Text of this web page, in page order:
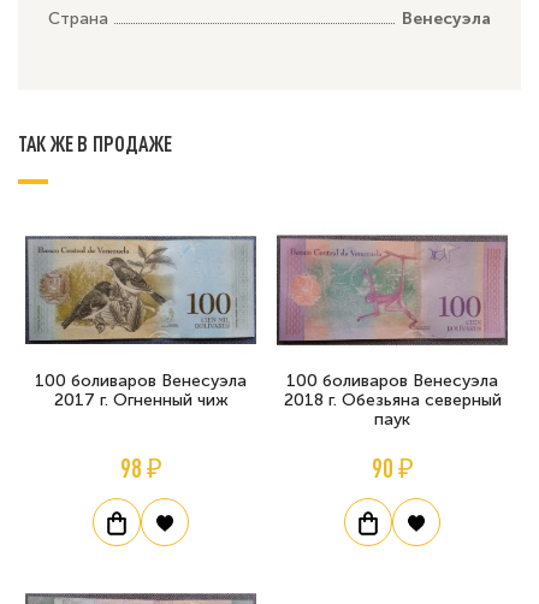
Страна
Венесуэла
ТАК ЖЕ В ПРОДАЖЕ
100 боливаров Венесуэла
2017 г. Огненный чиж
98 ₽
100 боливаров Венесуэла
2018 г. Обезьяна северный
паук
90 ₽